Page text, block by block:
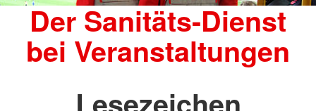
Der Sanitäts-Dienst
bei Veranstaltungen